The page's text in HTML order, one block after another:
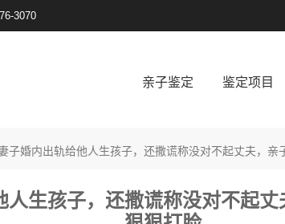
3070
亲子鉴定 鉴定项目
子婚内出轨给他人生孩子，还撒谎称没对不起丈夫，亲
人生孩子，还撒谎称没对不起